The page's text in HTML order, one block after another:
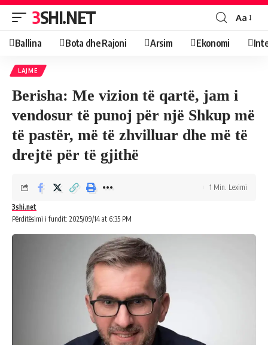
3SHI.NET Aa
Ballina Bota dhe Rajoni Arsim Ekonomi
LAJME
Berisha: Me vizion të qartë, jam i
vendosur të punoj për një Shkup më
të pastër, më të zhvilluar dhe më të
drejtë për të gjithë
Përditësimi i fundit: 2025/09/14 at 6:35 PM
3shi.net
1 Min. Leximi